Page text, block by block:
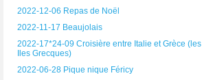
2022-12-06 Repas de Noël
2022-11-17 Beaujolais
2022-17*24-09 Croisière entre Italie et Grèce (les
Iles Grecques)
2022-06-28 Pique nique Féricy